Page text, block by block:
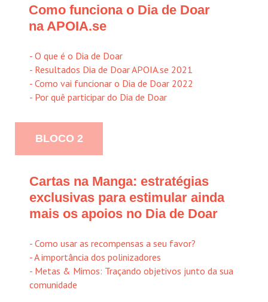
Como funciona o Dia de Doar
na APOIA.se
- O que é o Dia de Doar
- Resultados Dia de Doar APOIA.se 2021
- Como vai funcionar o Dia de Doar 2022
- Por quê participar do Dia de Doar
BLOCO 2
Cartas na Manga: estratégias
exclusivas para estimular ainda
mais os apoios no Dia de Doar
- Como usar as recompensas a seu favor?
-A importância dos polinizadores
- Metas & Mimos: Traçando objetivos junto da sua
comunidade